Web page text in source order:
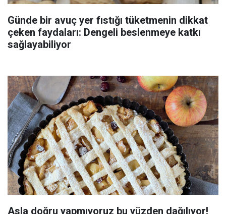
Günde bir avuç yer fıstığı tüketmenin dikkat
çeken faydaları: Dengeli beslenmeye katkı
sağlayabiliyor
Asla doğru yapmıyoruz bu yüzden dağılıyor!